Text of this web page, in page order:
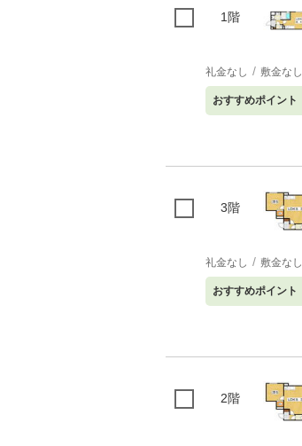
1階
礼金なし 敷金なし
おすすめポイント
3階
礼金なし 敷金なし
おすすめポイント
2階